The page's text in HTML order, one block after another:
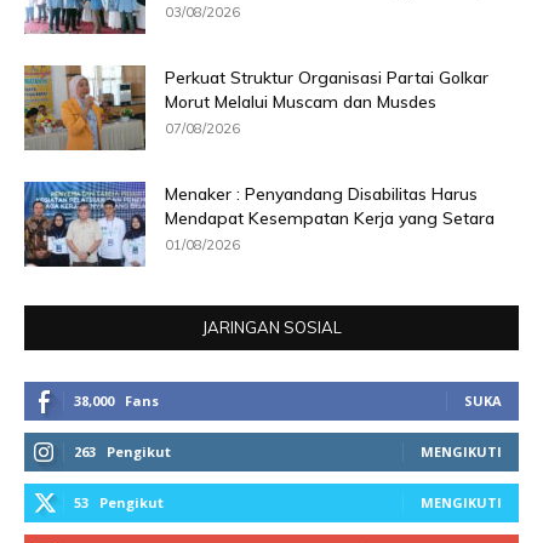
03/08/2026
Perkuat Struktur Organisasi Partai Golkar
Morut Melalui Muscam dan Musdes
07/08/2026
Menaker : Penyandang Disabilitas Harus
Mendapat Kesempatan Kerja yang Setara
01/08/2026
JARINGAN SOSIAL
38,000 Fans SUKA
263 Pengikut MENGIKUTI
53 Pengikut MENGIKUTI